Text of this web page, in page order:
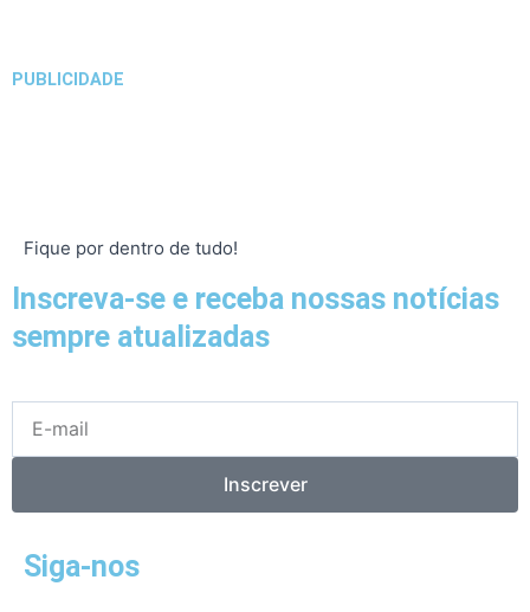
PUBLICIDADE
Fique por dentro de tudo!
Inscreva-se e receba nossas notícias
sempre atualizadas
mail
Inscrever
Siga-nos